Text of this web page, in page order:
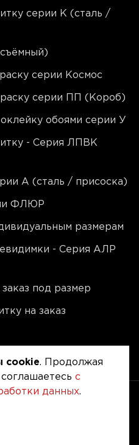
серии K (сталь /
серии Космос
серии ПП (Короб)
обоями серии У
- Серия ЛПВК
A (сталь / присоска)
ФЛЮР
размерам
- Серия АЛР
под размер
на заказ
ревизионные
cookie. Продолжая
с
данных.